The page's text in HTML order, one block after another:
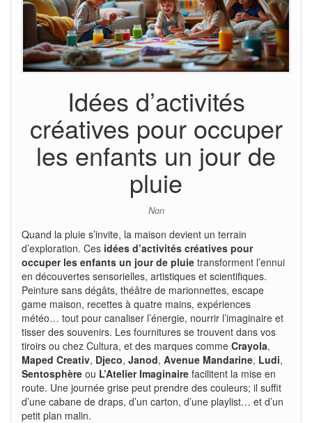
Idées d’activités
créatives pour occuper
les enfants un jour de
pluie
Non
Quand la pluie s’invite, la maison devient un terrain
d’exploration. Ces idées d’activités créatives pour
occuper les enfants un jour de pluie transforment l’ennui
en découvertes sensorielles, artistiques et scientifiques.
Peinture sans dégâts, théâtre de marionnettes, escape
game maison, recettes à quatre mains, expériences
météo… tout pour canaliser l’énergie, nourrir l’imaginaire et
tisser des souvenirs. Les fournitures se trouvent dans vos
tiroirs ou chez Cultura, et des marques comme Crayola,
Maped Creativ, Djeco, Janod, Avenue Mandarine, Ludi,
Sentosphère ou L’Atelier Imaginaire facilitent la mise en
route. Une journée grise peut prendre des couleurs; il suffit
d’une cabane de draps, d’un carton, d’une playlist… et d’un
petit plan malin.